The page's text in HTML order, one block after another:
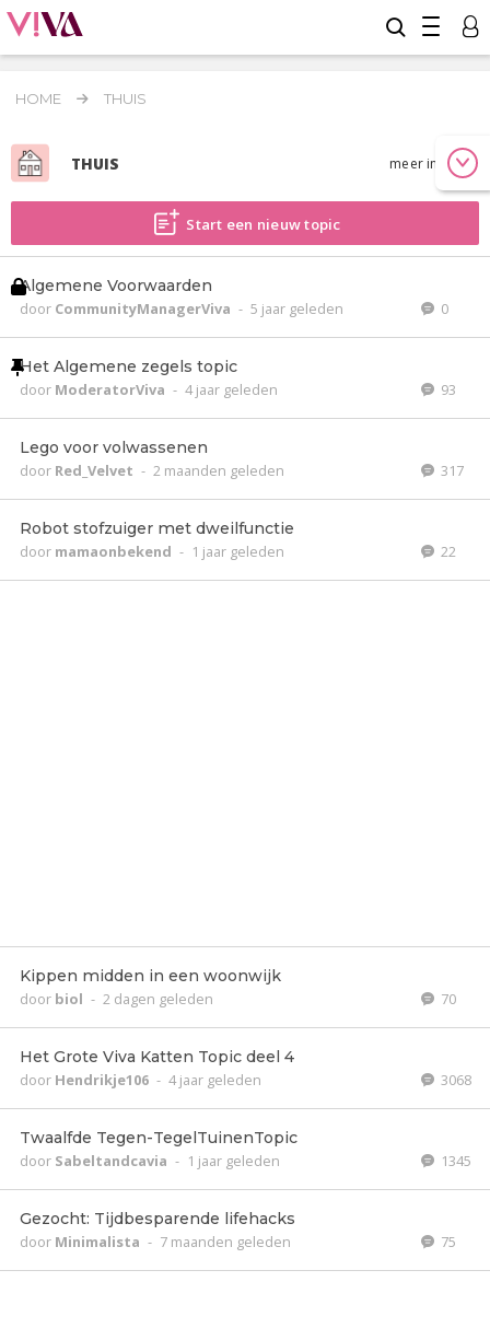
HOME THUIS
THUIS meer info
Start een nieuw topic
Algemene Voorwaarden
door CommunityManagerViva - 5 jaar geleden 0
Het Algemene zegels topic
door ModeratorViva - 4 jaar geleden 93
Lego voor volwassenen
door Red_Velvet - 2 maanden geleden 317
Robot stofzuiger met dweilfunctie
door mamaonbekend - 1 jaar geleden 22
Kippen midden in een woonwijk
door biol - 2 dagen geleden 70
Het Grote Viva Katten Topic deel 4
door Hendrikje106 - 4 jaar geleden 3068
Twaalfde Tegen-TegelTuinenTopic
door Sabeltandcavia - 1 jaar geleden 1345
Gezocht: Tijdbesparende lifehacks
door Minimalista - 7 maanden geleden 75